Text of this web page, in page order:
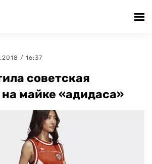
/ 16:37
советская
майке «адидаса»